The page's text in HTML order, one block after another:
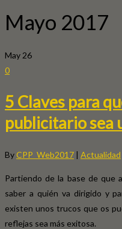
Mayo 2017
May 26
0
5 Claves para
publicitario sea
ByCPP_Web2017 | Actualidad
Partiendo de la base de que
saber a quién va dirigido y
existen unos trucos que os
reflejas sea más exitosa.